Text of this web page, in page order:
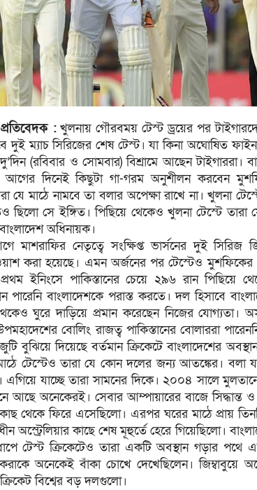
:খুলনায় গৌরবময় টেস্ট ড্রয়ের পর
দুই ম্যাচ সিরিজের শেষ টেস্ট। যা কিনা অঘোষিত
(রবিবার ও সোমবার) বিশ্রামে আছেন টাইগাররা।
আগের দিনেই কিছুটা গা-গরম অনুশীলন করবেন
যে মাঠে নামবে তা বলার অপেক্ষা রাখে না। খুলনা
ছিলো সে ইঙ্গিত। পিছিয়ে থেকেও খুলনা টেস্টে তারা
অধিনায়ক।
মাশরাফির নেতৃত্বে সংক্ষিপ্ত ভার্সনের দুই সিরিজ
করা হয়েছে। এমন অর্জনের পর টেস্টেও
ইনিংসে পাকিস্তানের চেয়ে ২৯৬ রান পিছিয়ে
পারেনি বাংলাদেশকে পরাস্ত করতে। দল হিসাবে
ঘুরে দাড়িয়ে প্রমান করেছেন নিজের যোগ্যতা।
বোলিং রাজত্ব পাকিস্তানের বোলাররা
বুঝিয়ে দিয়েছে বর্তমান ক্রিকেটে বাংলাদেশের
টেস্টেও তারা যে কোন দলের জন্য আতঙ্কের। বলা
এগিয়ে যাচ্ছে তারা সামনের দিকে। ২০০৪ সালে মুলতানে
আছে অনেকেরই। সেবার আম্পায়ারের বাজে সিদ্ধান্ত
থেকে ফিরে এসেছিলো। এরপর ঘরের মাঠে প্রায়
অস্ট্রেলিয়ার কাছে শেষ মূহুর্তে হেরে গিয়েছিলো।
টেস্ট ক্রিকেটেও তারা একটি অবস্থান গড়ার পথে
অনেকেই বাঁকা চোখে দেখেছিলেন।
বিশ্বের বড় দলগুলো।